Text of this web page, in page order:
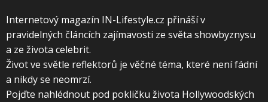
Internetový magazín IN-Lifestyle.cz přináší v
pravidelných článcích zajímavosti ze světa showbyznysu
a ze života celebrit.
Život ve světle reflektorů je věčné téma, které není fádní
a nikdy se neomrzí.
Pojďte nahlédnout pod pokličku života Hollywoodských